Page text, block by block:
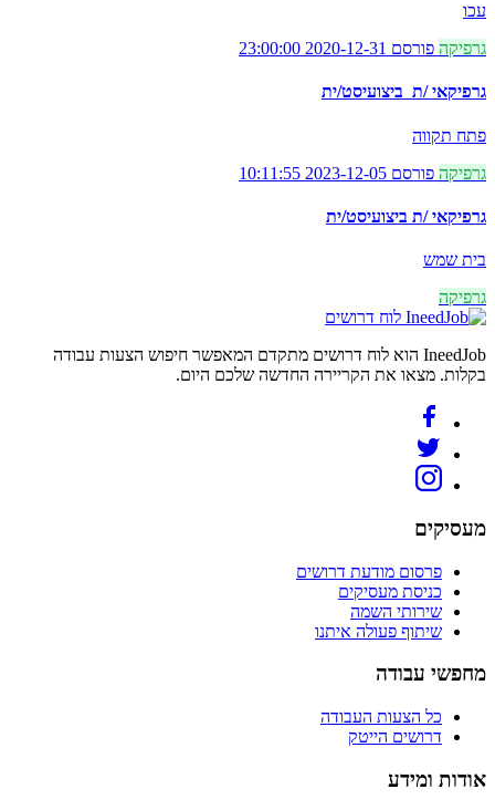
עכו
גרפיקה פורסם 2020-12-31 23:00:00
גרפיקאי /ת ביצועיסט/ית
פתח תקווה
גרפיקה פורסם 2023-12-05 10:11:55
גרפיקאי /ת ביצועיסט/ית
בית שמש
גרפיקה
לוח דרושים
IneedJob הוא לוח דרושים מתקדם המאפשר חיפוש הצעות עבודה
בקלות. מצאו את הקריירה החדשה שלכם היום.
מעסיקים
פרסום מודעת דרושים
כניסת מעסיקים
שירותי השמה
שיתוף פעולה איתנו
מחפשי עבודה
כל הצעות העבודה
דרושים הייטק
אודות ומידע